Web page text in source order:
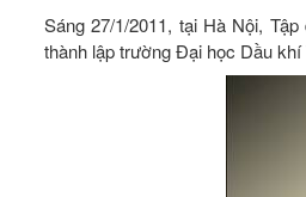
Sáng 27/1/2011, tại Hà Nội,
thành lập trường Đại học Dầu